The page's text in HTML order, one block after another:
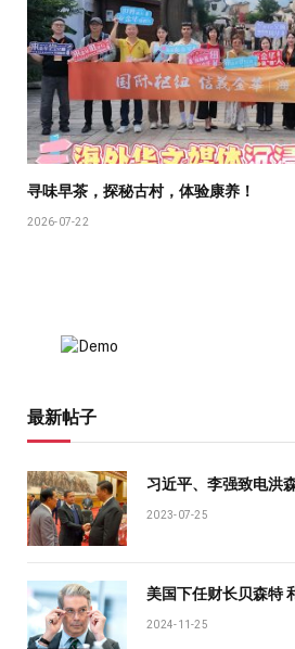
寻味早茶，探秘古村，体验康养！
2026-07-22
最新帖子
习近平、李强致电洪
2023-07-25
美国下任财长贝森特
2024-11-25